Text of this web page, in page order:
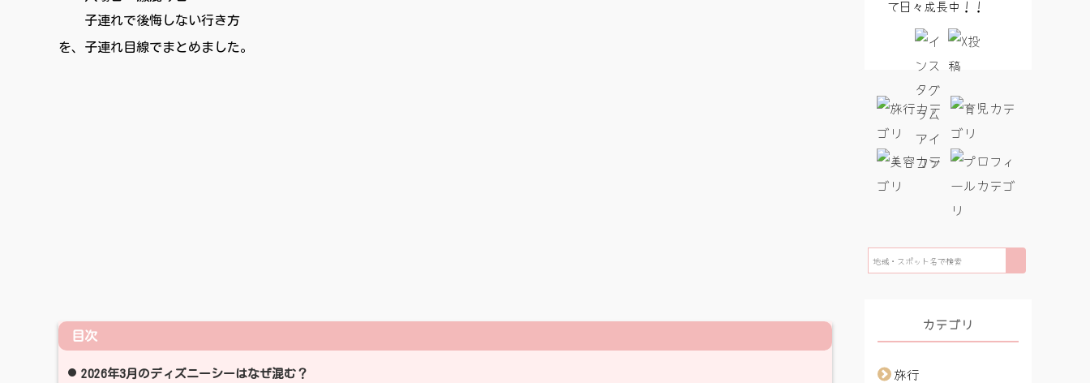
子連れで後悔しない行き方
を、子連れ目線でまとめました。
目次
2026年3月のディズニーシーはなぜ混む？
て日々成長中！！
カテゴリ
旅行